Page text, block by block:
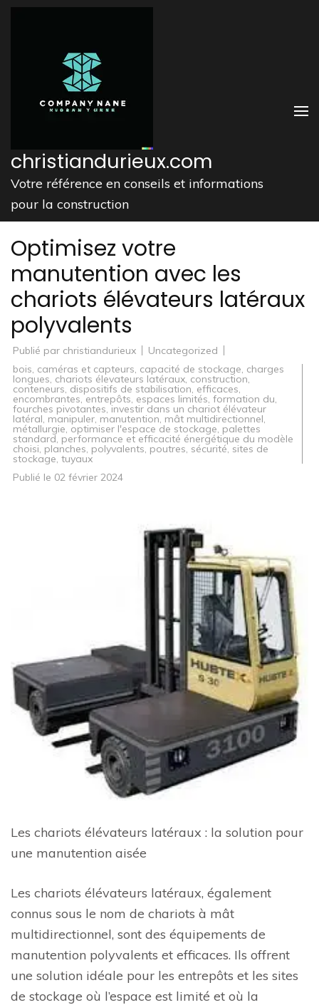
Aller
christiandurieux.com
Votre référence en conseils et informations
pour la construction
Optimisez votre
manutention avec les
chariots élévateurs latéraux
polyvalents
Publié par christiandurieux
Uncategorized
bois, caméras et capteurs, capacité de stockage, charges
longues, chariots élevateurs latéraux, construction,
conteneurs, dispositifs de stabilisation, efficaces,
encombrantes,entrepôts, espaces limités, formation du,
fourches pivotantes,investir dans un chariot élévateur
latéral, manipuler, manutention, mât multidirectionnel,
métallurgie, optimiser l'espace de stockage, palettes
standard, performance et efficacité énergétique du modèle
choisi, planches, polyvalents, poutres, sécurité, sites de
stockage, tuyaux
Publié le 02 février 2024
Les chariots élévateurs latéraux : la solution pour
une manutention aisée
Les chariots élévateurs latéraux, également
connus sous le nom de chariots à mât
multidirectionnel, sont des équipements de
manutention polyvalents et efficaces. Ils offrent
une solution idéale pour les entrepôts et les sites
de stockage où l’espace est limité et où la